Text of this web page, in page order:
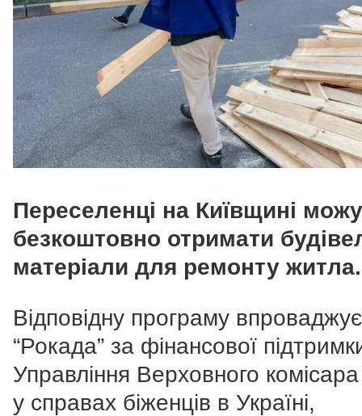
Переселенці на Київщині
безкоштовно отримати
матеріали для ремонту житла.
Відповідну програму
“Рокада” за фінансової
Управління Верховного
у справах біженців в Україні,